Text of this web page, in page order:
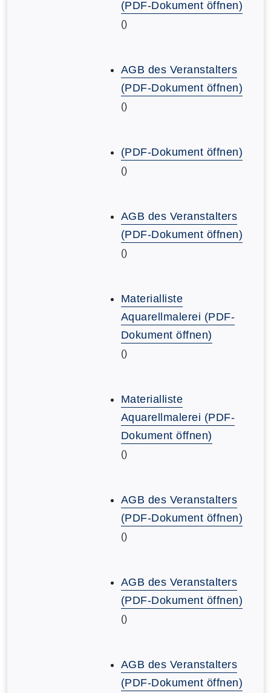
(PDF-Dokument öffnen)
()
AGB des Veranstalters
(PDF-Dokument öffnen)
()
(PDF-Dokument öffnen)
()
AGB des Veranstalters
(PDF-Dokument öffnen)
()
Materialliste
Aquarellmalerei (PDF-
Dokument öffnen)
()
Materialliste
Aquarellmalerei (PDF-
Dokument öffnen)
()
AGB des Veranstalters
(PDF-Dokument öffnen)
()
AGB des Veranstalters
(PDF-Dokument öffnen)
()
AGB des Veranstalters
(PDF-Dokument öffnen)